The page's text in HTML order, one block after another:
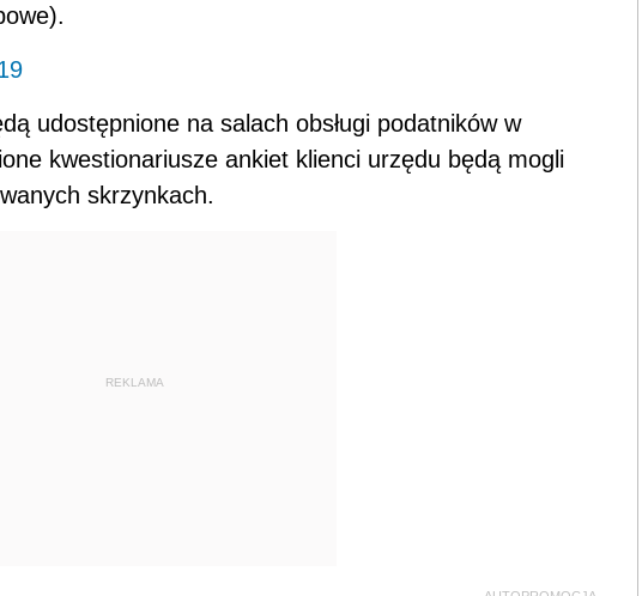
udostępnione na salach obsługi podatników w
kwestionariusze ankiet klienci urzędu będą mogli
skrzynkach.
REKLAMA